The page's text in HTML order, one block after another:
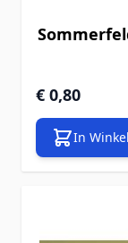
€ 0,80
In